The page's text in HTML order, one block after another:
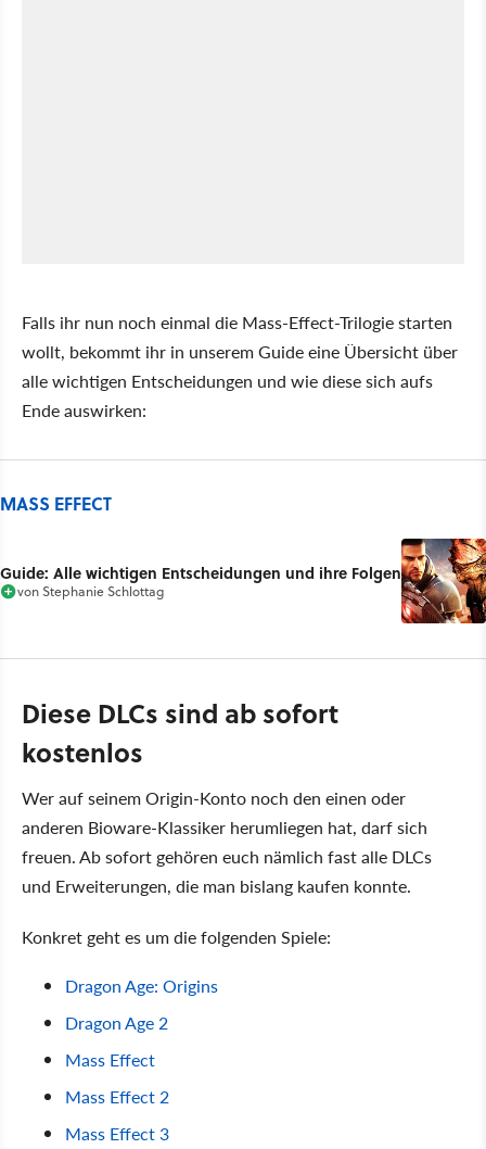
Falls ihr nun noch einmal die Mass-Effect-Trilogie starten
wollt, bekommt ihr in unserem Guide eine Übersicht über
alle wichtigen Entscheidungen und wie diese sich aufs
Ende auswirken:
MASS EFFECT
Guide: Alle wichtigen Entscheidungen und ihre Folgen
vonStephanie Schlottag
Diese DLCs sind ab sofort
kostenlos
Wer auf seinem Origin-Konto noch den einen oder
anderen Bioware-Klassiker herumliegen hat, darf sich
freuen. Ab sofort gehören euch nämlich fast alle DLCs
und Erweiterungen, die man bislang kaufen konnte.
Konkret geht es um die folgenden Spiele:
Dragon Age: Origins
Dragon Age 2
Mass Effect
Mass Effect 2
Mass Effect 3